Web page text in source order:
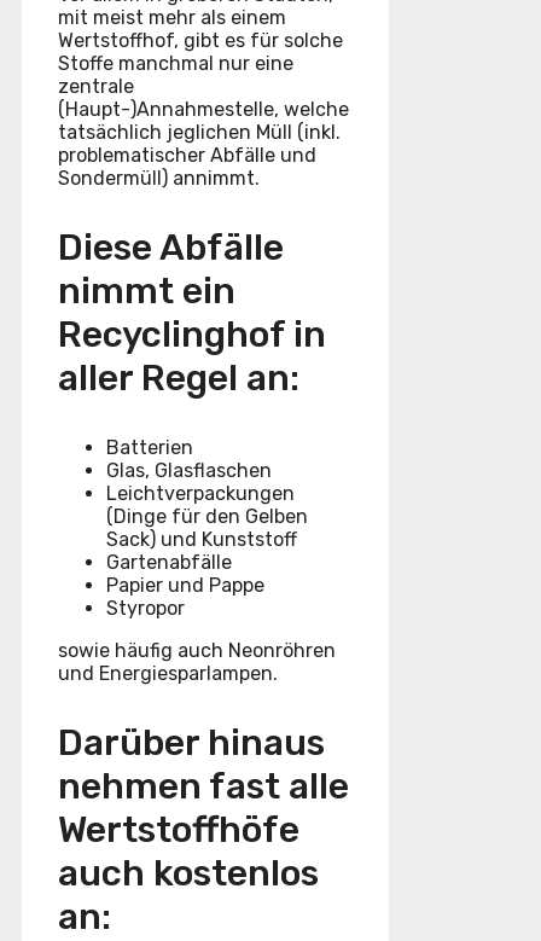
mit meist mehr als einem
Wertstoffhof, gibt es für solche
Stoffe manchmal nur eine
zentrale
(Haupt-)Annahmestelle, welche
tatsächlich jeglichen Müll (inkl.
problematischer Abfälle und
Sondermüll) annimmt.
Diese Abfälle
nimmt ein
Recyclinghof in
aller Regel an:
Batterien
Glas, Glasflaschen
Leichtverpackungen
(Dinge für den Gelben
Sack) und Kunststoff
Gartenabfälle
Papier und Pappe
Styropor
sowie häufig auch Neonröhren
und Energiesparlampen.
Darüber hinaus
nehmen fast alle
Wertstoffhöfe
auch kostenlos
an: